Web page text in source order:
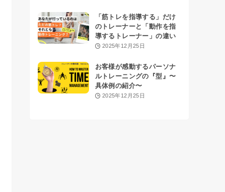
「筋トレを指導する」だけ
のトレーナーと「動作を指
導するトレーナー」の違い
2025年12月25日
お客様が感動するパーソナ
ルトレーニングの『型』〜
具体例の紹介〜
2025年12月25日